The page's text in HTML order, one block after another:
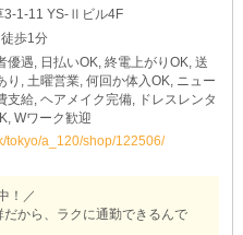
3-1-11 YS-Ⅱビル4F
歩1分
優遇, 日払いOK, 終電上がりOK, 送
り, 土曜営業, 何回か体入OK, ニュー
支給, ヘアメイク完備, ドレスレンタ
Wワーク歓迎
tokyo/a_120/shop/122506/
！／
から、ラクに通勤できるんで